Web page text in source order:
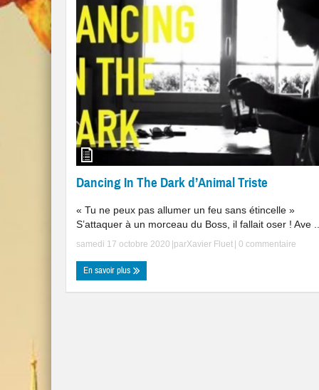
Dancing In The Dark d’Animal Triste
« Tu ne peux pas allumer un feu sans étincelle »
S’attaquer à un morceau du Boss, il fallait oser ! Ave
samedi 17 octobre 2020 |parXavier Fluet 0 commentaire
En savoir plus